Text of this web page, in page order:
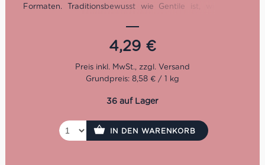
Formaten. Traditionsbewusst wie Gentile ist, wird hier
bis vier Tage getrocknet. Die Qualität der Pasta di
Gragnano eilt ihrem Ruf mit IGP-Appellation voraus.
Kochzeit: 9 Minuten
Cirillo Methode
4,29 €
Grundpreis: 8,58 € / 1 kg
36 auf Lager
IN DEN WARENKORB